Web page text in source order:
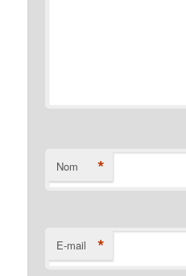
Nom *
E-mail *